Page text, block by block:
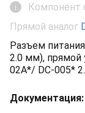
i
Компонент
Прямой аналог
Разъем
2.0 мм), прямой
02A*/ DC-005*
Документация: